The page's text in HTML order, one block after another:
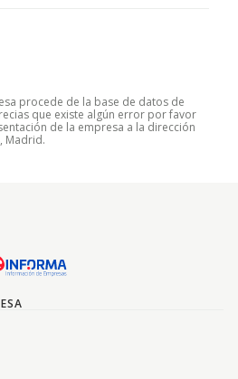
procede de la base de datos de
que existe algún error por favor
de la empresa a la dirección
Madrid.